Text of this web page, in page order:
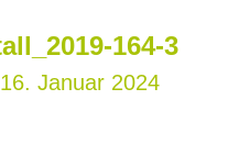
164-3
16. Januar 2024